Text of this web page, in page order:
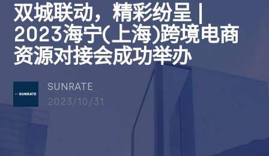
双城联动，精彩纷呈 |
2023海宁(上海)跨境电商
资源对接会成功举办
SUNRATE
2023/10/31